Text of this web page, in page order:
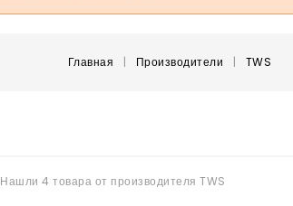
Главная Производители TWS
Нашли 4 товара от производителя TWS